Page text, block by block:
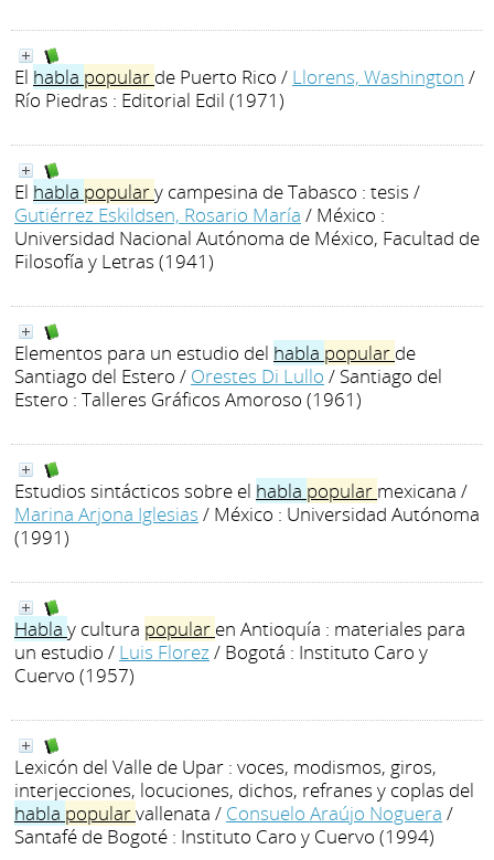
El habla popular de Puerto Rico / Llorens, Washington /
Río Piedras : Editorial Edil (1971)
El habla populary campesina de Tabasco : tesis /
Gutiérrez Eskildsen, Rosario María / México :
Universidad Nacional Autónoma de México, Facultad de
Filosofía y Letras (1941)
Elementos para un estudio del habla popular de
Santiago del Estero / Orestes Di Lullo / Santiago del
Estero : Talleres Gráficos Amoroso (1961)
Estudios sintácticos sobre el habla popular mexicana /
Marina Arjona Iglesias / México : Universidad Autónoma
(1991)
Habla y cultura popular en Antioquía : materiales para
un estudio / Luis Florez/ Bogotá : Instituto Caro y
Cuervo (1957)
Lexicón del Valle de Upar : voces, modismos, giros,
interjecciones, locuciones, dichos, refranes y coplas del
habla popularvallenata / Consuelo Araújo Noguera /
Santafé de Bogoté : Instituto Caro y Cuervo (1994)